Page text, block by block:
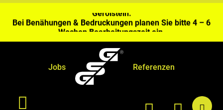
Bei Benähungen & Bedruckungen planen Sie bitte 4 – 6
Wochen Bearbeitungszeit ein.
Gerolstein.
Jobs Referenzen